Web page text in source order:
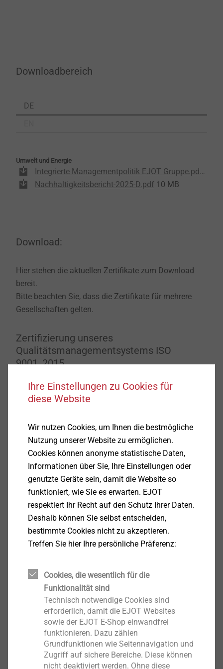
Downloadbereich
DE
Umwelt und Energie
Integrierte Managementpolitik EJOT Gruppe.pdf
Nachhaltigkeitsbericht-2025-D.pdf 10 MB
Download:
Hier stehen die aktuellen Zertifikate zum Download
bereit.
Bitte beachten Sie, dass die Zertifikate für mehrere
Gesellschaften gelten.
Zertifizierung unseres
Qualitätsmanagementsystems ISO
9001_2015
DE
Zertifikate ISO 9001
ISO 9001 EJOT Polska_de.pdf 146 KB
ISO 9001 EJOT SE & Co KG - Stockwiese
ISO 9001 EJOT SE DE 113 KB
ISO 9001 EJOT-Octaqon India_de 112 KB
ISO 9001 Schweiz.pdf_DE 103 KB
ISO 9001 Türkei DE 146 KB
ISO 9001_2015 Business Unit Cold Forming_Werk Herrenwiese.pdf_DE
ISO 9001_2015_Business Unit Business Insert Molding / Headlamp Adjuster_Werk Berghausen.pdf_DE
Zertifizierung unseres
Qualitätsmanagementsystems IATF
16949_2016
Ihre Einstellungen zu Cookies für
diese Website
Wir nutzen Cookies, um Ihnen die bestmögliche
Nutzung unserer Website zu ermöglichen.
Cookies können anonyme statistische Daten,
Informationen über Sie, Ihre Einstellungen oder
genutzte Geräte sein, damit die Website so
funktioniert, wie Sie es erwarten. EJOT
respektiert Ihr Recht auf den Schutz Ihrer Daten.
Deshalb können Sie selbst entscheiden,
bestimmte Cookies nicht zu akzeptieren.
Treffen Sie hier Ihre persönliche Präferenz:
Cookies, die wesentlich für die
Funktionalität sind
Technisch notwendige Cookies sind
erforderlich, damit die EJOT Websites
sowie der EJOT E-Shop einwandfrei
funktionieren. Dazu zählen
Grundfunktionen wie Seitennavigation und
Zugriff auf sichere Bereiche. Diese können
nicht deaktiviert werden. Ohne diese